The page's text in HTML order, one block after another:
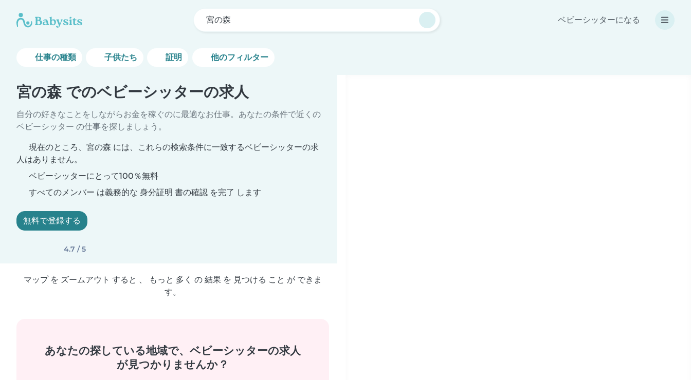
宮の森 ベビーシッターになる
仕事の種類 子供たち 証明 他のフィルター
宮の森 でのベビーシッターの求人
自分の好きなことをしながらお金を稼ぐのに最適なお仕事。あなたの条件で近くの
ベビーシッター の仕事を探しましょう。
現在のところ、宮の森 には、これらの検索条件に一致するベビーシッターの求
人はありません。
ベビーシッターにとって100％無料
すべてのメンバー は義務的な 身分証明 書の確認 を完了 します
無料で登録する
4.7 / 5
マップ を ズームアウト すると 、 もっと 多く の 結果 を 見つける こと が できま
す。
あなたの探している地域で、ベビーシッターの求人
が見つかりませんか？